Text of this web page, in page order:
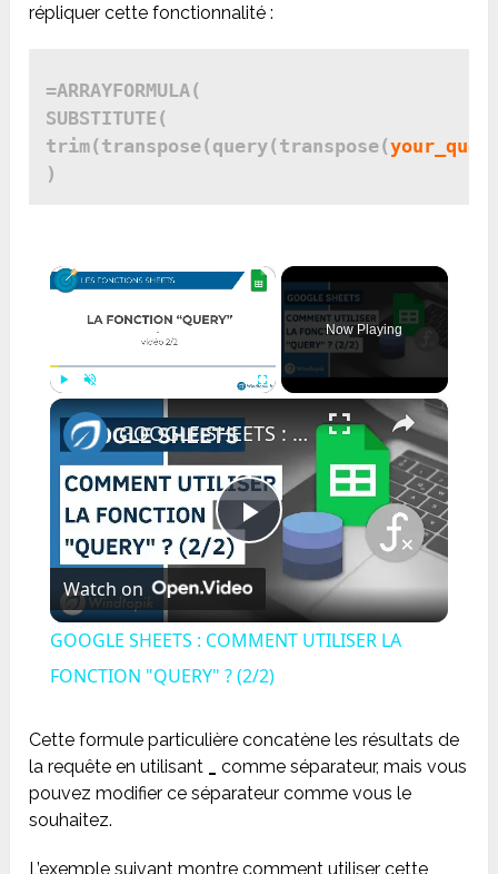
répliquer cette fonctionnalité :
=ARRAYFORMULA(
SUBSTITUTE(
trim(transpose(query(transpose(
×
Now Playing
×
Play
Video
GOOGLE SHEETS : COMMENT UTILISER LA FONCTION "QUERY" ? (2/2)
Watch on
GOOGLE SHEETS : COMMENT UTILISER LA
FONCTION "QUERY" ? (2/2)
Cette formule particulière concatène les résultats de
la requête en utilisant
comme séparateur, mais vous
pouvez modifier ce séparateur comme vous le
souhaitez.
L’exemple suivant montre comment utiliser cette